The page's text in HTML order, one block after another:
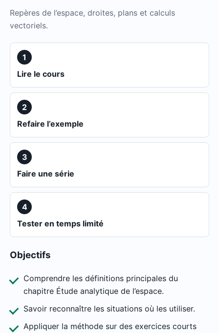
Repères de l’espace, droites, plans et calculs
vectoriels.
1
Lire le cours
2
Refaire l’exemple
3
Faire une série
4
Tester en temps limité
Objectifs
Comprendre les définitions principales du
chapitre Étude analytique de l’espace.
Savoir reconnaître les situations où les utiliser.
Appliquer la méthode sur des exercices courts